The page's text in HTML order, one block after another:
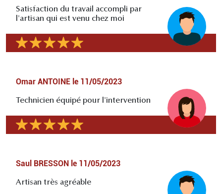
Satisfaction du travail accompli par
l'artisan qui est venu chez moi
Omar ANTOINE le 11/05/2023
Technicien équipé pour l'intervention
Saul BRESSON le 11/05/2023
Artisan très agréable